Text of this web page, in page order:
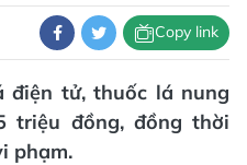
Copy link
điện tử, thuốc lá nung
triệu đồng, đồng thời
phạm.